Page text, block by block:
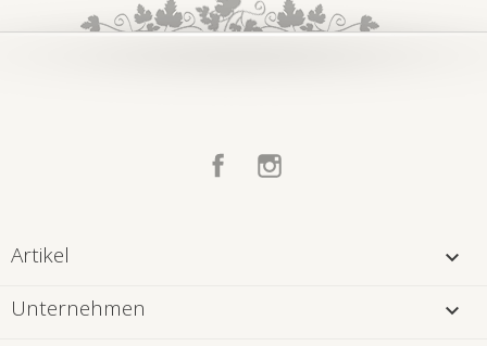
Facebook
Artikel 
Unternehmen 